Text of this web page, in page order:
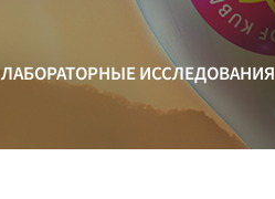
ЛАБОРАТОРНЫЕ ИССЛЕДОВАНИЯ